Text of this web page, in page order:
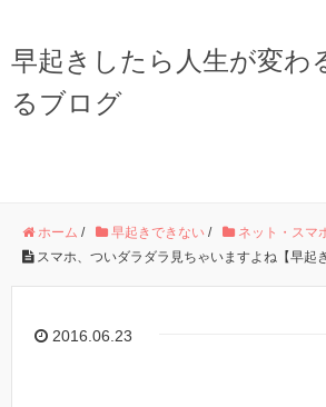
早起きしたら人生が変わ
るブログ
ホーム / 早起きできない / ネット・スマ
スマホ、ついダラダラ見ちゃいますよね【早起
2016.06.23